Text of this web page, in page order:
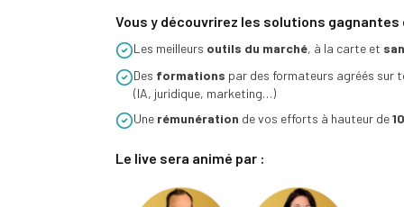
Nos
Une
Le droit immobilier décrypté en clair
Des actualités du marché
Tendances, prix et opportunités à
saisir
Le
Vous y découvrirez les solutions gagnantes
Les meilleurs outils du marché, à la carte et
Des formations par des formateurs agréés sur
(IA, juridique, marketing…)
Une rémunération de vos efforts à hauteur de
Le live sera animé par :